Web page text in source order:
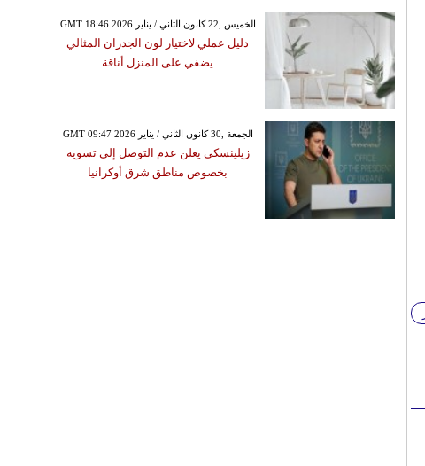
GMT 18:46 2026 الخميس ,22 كانون الثاني / يناير
دليل عملي لاختيار لون الجدران المثالي
يضفي على المنزل أناقة
GMT 09:47 2026 الجمعة ,30 كانون الثاني / يناير
زيلينسكي يعلن عدم التوصل إلى تسوية
بخصوص مناطق شرق أوكرانيا